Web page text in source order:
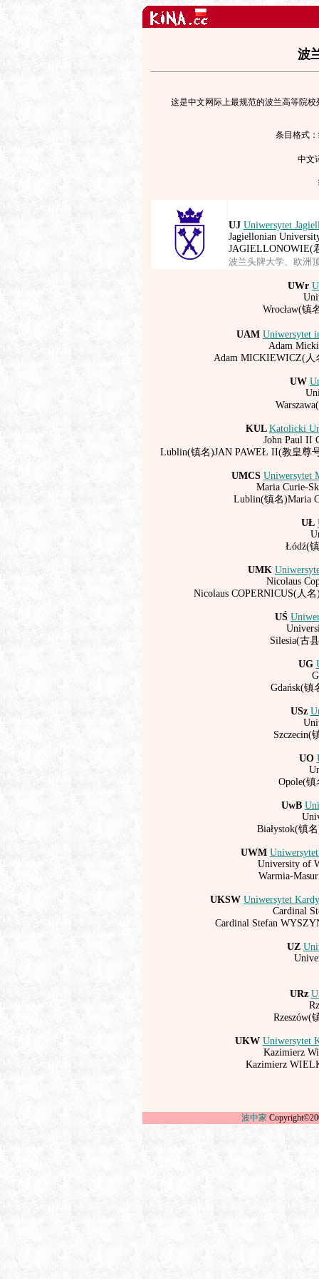
波
这是中文网际上最规范的波兰高等院
条目格式
中文
UJ Uniwersytet
Jagiellonian
JAGIELLONOWIE(
波兰头牌大学、欧洲
UWr
Wrocław(镇
UAM Uniwersytet
Adam
Adam MICKIEWICZ(人
UW
KUL Katolicki
John Paul II
Lublin(镇名)JAN PAWEŁ II(教皇尊
UMCS Uniwersytet
Maria Curie-
Lublin(镇名)Maria
UŁ
Łódź(
UMK
Nicolaus
Nicolaus COPERNICUS(人名
UŚ
Silesia(古
UG
Gdańsk(镇
USz
Szczecin(
UO
Opole(
UwB
Białystok(镇
UWM
University of
Warmia-
UKSW Uniwersytet
Cardinal
Cardinal Stefan
UZ
URz
Rzeszów(
UKW Uniwersytet
Kazimierz
Kazimierz
波中家